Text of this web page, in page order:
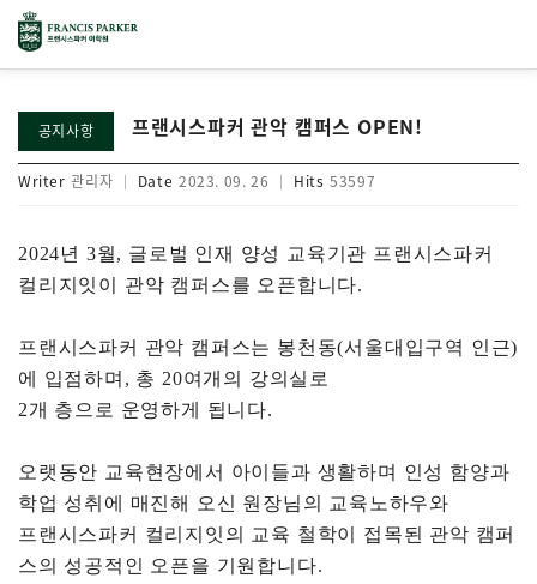
공지사항 프랜시스파커 관악 캠퍼스 OPEN!
Writer 관리자 Date 2023. 09. 26 Hits 53597
2024년 3월, 글로벌 인재 양성 교육기관 프랜시스파커
컬리지잇이
관악 캠퍼스를 오픈합니다.
프랜시스파커 관악 캠퍼스는 봉천동(서울대입구역 인근)
에 입점하며 , 총 20여개의
강의실로
2개 층으로 운영하게 됩니다.
오랫동안 교육현장에서 아이들과 생활하며 인성 함양과
학업 성취에 매진해 오신 원장님의 교육노하우와
프랜시스파커 컬리지잇의
교육 철학이 접목된 관악 캠퍼
스의 성공적인 오픈을 기원합니다.